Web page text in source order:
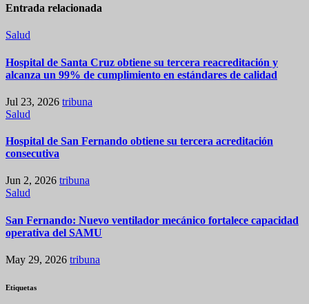
Entrada relacionada
Salud
Hospital de Santa Cruz obtiene su tercera reacreditación y
alcanza un 99% de cumplimiento en estándares de calidad
Jul 23, 2026 tribuna
Salud
Hospital de San Fernando obtiene su tercera acreditación
consecutiva
Jun 2, 2026 tribuna
Salud
San Fernando: Nuevo ventilador mecánico fortalece capacidad
operativa del SAMU
May 29, 2026 tribuna
Etiquetas